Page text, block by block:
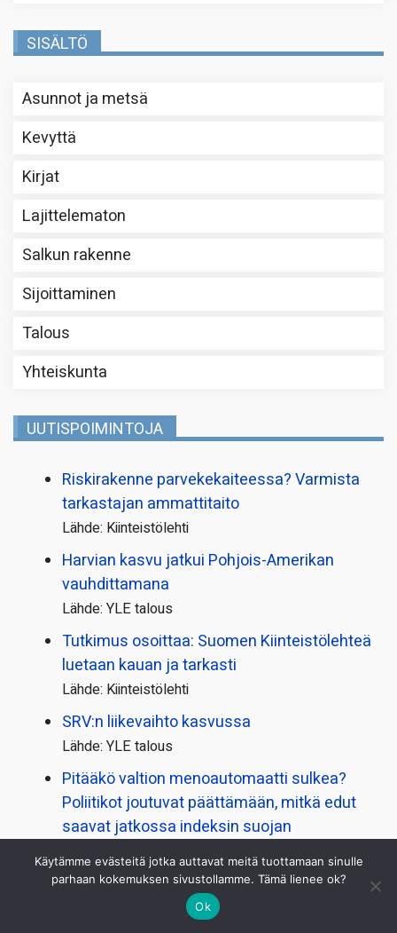
SISÄLTÖ
Asunnot ja metsä
Kevyttä
Kirjat
Lajittelematon
Salkun rakenne
Sijoittaminen
Talous
Yhteiskunta
UUTISPOIMINTOJA
Riskirakenne parvekekaiteessa? Varmista
tarkastajan ammattitaito
Lähde: Kiinteistölehti
Harvian kasvu jatkui Pohjois-Amerikan
vauhdittamana
Lähde: YLE talous
Tutkimus osoittaa: Suomen Kiinteistölehteä
luetaan kauan ja tarkasti
Lähde: Kiinteistölehti
SRV:n liikevaihto kasvussa
Lähde: YLE talous
Pitääkö valtion menoautomaatti sulkea?
Poliitikot joutuvat päättämään, mitkä edut
saavat jatkossa indeksin suojan
Lähde: YLE talous
Yle selvitti, mitä ruokakaupoista tilataan
koteihin – lastit saattavat yllättää
Käytämme evästeitä jotka auttavat meitä tuottamaan sinulle
parhaan kokemuksen sivustollamme. Tämä lienee ok?
Ok